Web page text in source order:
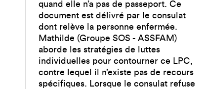
quand elle n’a pas de passeport. Ce
document est délivré par le consulat
dont relève la personne enfermée.
Mathilde (Groupe SOS - ASSFAM)
aborde les stratégies de luttes
individuelles pour contourner ce LPC,
contre lequel il n’existe pas de recours
spécifiques. Lorsque le consulat refuse